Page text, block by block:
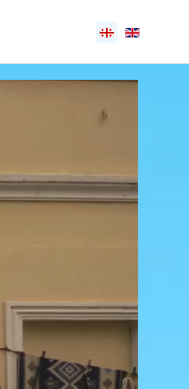
აირჩიეთ ენა